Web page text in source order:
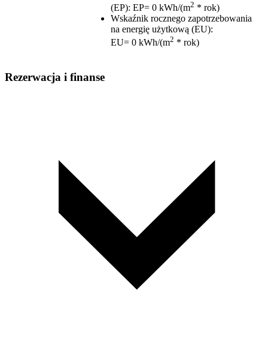
(EP): EP= 0 kWh/(m2 * rok)
Wskaźnik rocznego zapotrzebowania
na energię użytkową (EU):
EU= 0 kWh/(m2 * rok)
Rezerwacja i finanse